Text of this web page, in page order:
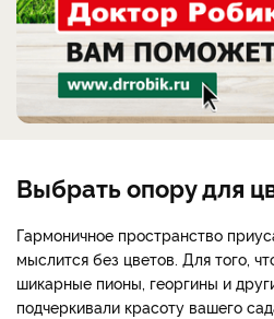
Выбрать опору для
Гармоничное пространство
мыслится без цветов. Для того,
шикарные пионы, георгины и
подчеркивали красоту вашего